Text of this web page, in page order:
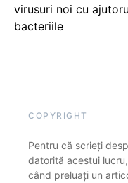
virusuri noi cu
bacteriile
COPYRIGHT
Pentru că scrieți
datorită acestui
când preluați un